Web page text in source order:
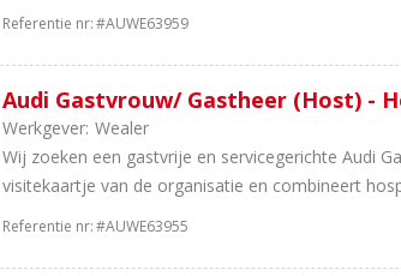
Referentie nr:#AUWE63959
Audi Gastvrouw/ Gastheer (Host) -
Werkgever: Wealer
Wij zoeken een gastvrije en servicegerichte Audi
visitekaartje van de organisatie en combineert
Referentie nr:#AUWE63955